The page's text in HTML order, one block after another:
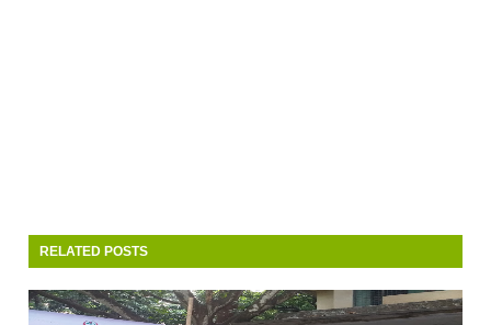
RELATED POSTS